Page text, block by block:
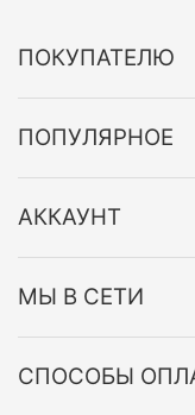
ПОКУПАТЕЛЮ
ПОПУЛЯРНОЕ
АККАУНТ
МЫ В СЕТИ
СПОСОБЫ